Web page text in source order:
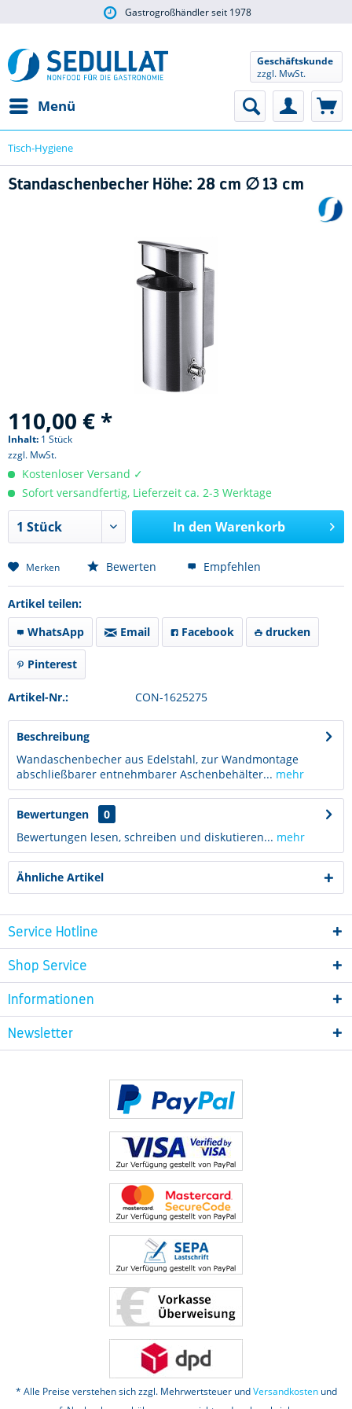
Gastrogroßhändler seit 1978
Menü
Geschäftskunde
zzgl. MwSt.
Tisch-Hygiene
Standaschenbecher Höhe: 28 cm ∅ 13 cm
110,00 € *
Inhalt: 1 Stück
zzgl. MwSt.
Kostenloser Versand ✓
Sofort versandfertig, Lieferzeit ca. 2-3 Werktage
In den Warenkorb
Merken Bewerten Empfehlen
Artikel teilen:
WhatsApp
Email Facebook drucken
Pinterest
Artikel-Nr.: CON-1625275
Beschreibung
Wandaschenbecher aus Edelstahl, zur Wandmontage
abschließbarer entnehmbarer Aschenbehälter... mehr
Bewertungen
0
Bewertungen lesen, schreiben und diskutieren... mehr
Ähnliche Artikel
Service Hotline
Shop Service
Informationen
Newsletter
* Alle Preise verstehen sich zzgl. Mehrwertsteuer undVersandkostenund